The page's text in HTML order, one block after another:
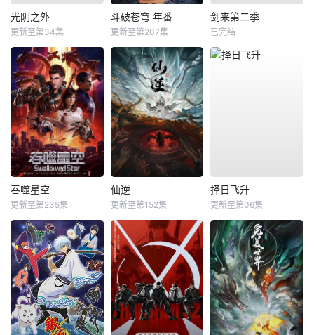
光阴之外
更新至第34集
斗破苍穹 年番
更新至第207集
剑来第二季
已完结
吞噬星空
更新至第235集
仙逆
更新至第152集
择日飞升
更新至第06集